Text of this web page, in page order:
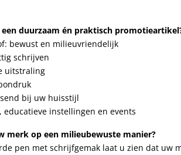
duurzaam én praktisch
bewust en milieuvriendelijk
schrijven
uitstraling
bij uw huisstijl
educatieve instellingen en events
merk op een milieubewuste manier?
pen met schrijfgemak laat u zien dat uw